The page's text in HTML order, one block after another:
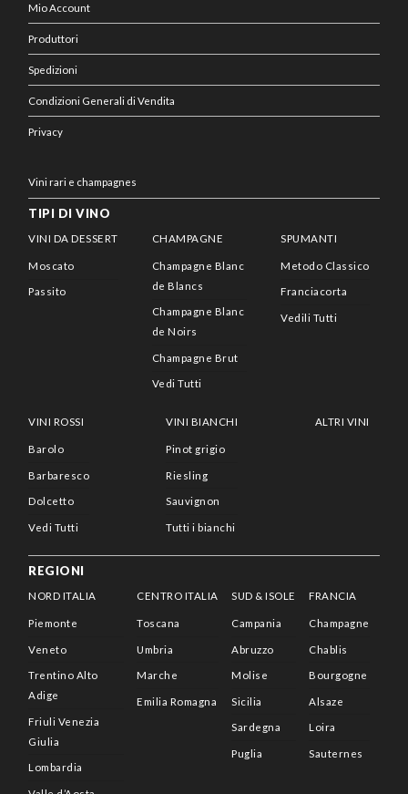
Mio Account
Produttori
Spedizioni
Condizioni Generali di Vendita
Privacy
Vini rari e champagnes
TIPI DI VINO
VINI DA DESSERT
Moscato
Passito
CHAMPAGNE
Champagne Blanc
de Blancs
Champagne Blanc
de Noirs
Champagne Brut
Vedi Tutti
SPUMANTI
Metodo Classico
Franciacorta
Vedili Tutti
VINI ROSSI
Barolo
Barbaresco
Dolcetto
Vedi Tutti
VINI BIANCHI
Pinot grigio
Riesling
Sauvignon
Tutti i bianchi
ALTRI VINI
REGIONI
NORD ITALIA
Piemonte
Veneto
Trentino Alto
Adige
Friuli Venezia
Giulia
Lombardia
CENTRO ITALIA
Toscana
Umbria
Marche
Emilia Romagna
SUD & ISOLE
Campania
Abruzzo
Molise
Sicilia
Sardegna
Puglia
FRANCIA
Champagne
Chablis
Bourgogne
Alsaze
Loira
Sauternes